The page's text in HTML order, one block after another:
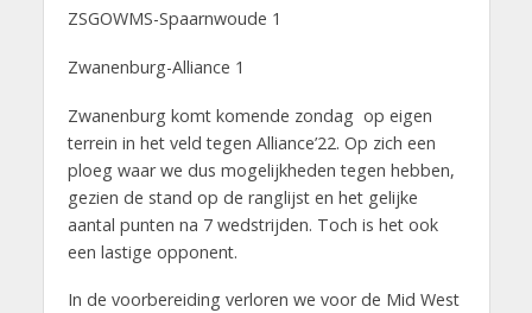
ZSGOWMS-Spaarnwoude 1
Zwanenburg-Alliance 1
Zwanenburg komt komende zondag op eigen
terrein in het veld tegen Alliance’22. Op zich een
ploeg waar we dus mogelijkheden tegen hebben,
gezien de stand op de ranglijst en het gelijke
aantal punten na 7 wedstrijden. Toch is het ook
een lastige opponent.
In de voorbereiding verloren we voor de Mid West